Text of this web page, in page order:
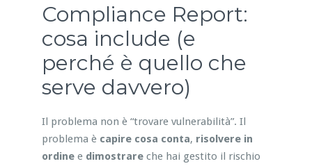
Compliance Report:
cosa include (e
perché è quello che
serve davvero)
Il problema non è “trovare vulnerabilità”. Il
problema è capire cosa conta, risolvere in
ordinee dimostrareche hai gestito il rischio